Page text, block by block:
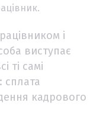
і
виступає
ті самі
сплата
кадрового